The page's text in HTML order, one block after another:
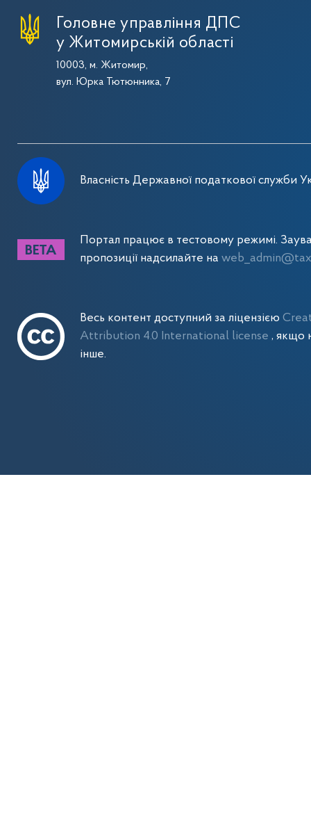
Головне управління ДПС
у Житомирській області
10003, м. Житомир,
вул. Юрка Тютюнника, 7
Власність Державної податкової служби
Портал працює в тестовому режимі.
пропозиції надсилайте на
Весь контент доступний за ліцензією
Attribution 4.0 International license , якщо
інше.